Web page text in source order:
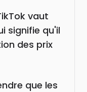
vaut
signifie qu'il
des prix
que les